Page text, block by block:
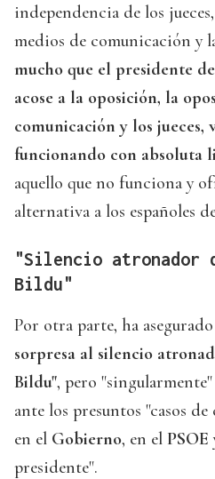
independencia de los
medios de comunicación y
mucho que el presidente
acose a la oposición, la
comunicación y los jueces,
funcionando con absoluta
aquello que no funciona y
alternativa a los españoles
"Silencio atronador
Bildu"
Por otra parte, ha
sorpresa al silencio
Bildu", pero
ante los presuntos "casos
en el Gobierno, en el PSOE
presidente".